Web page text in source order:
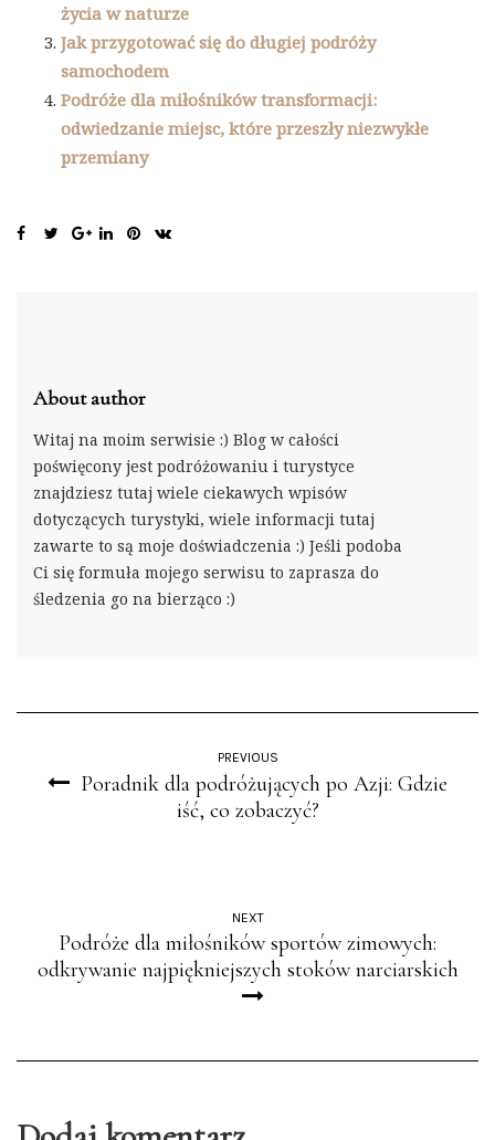
życia w naturze
Jak przygotować się do długiej podróży
samochodem
Podróże dla miłośników transformacji:
odwiedzanie miejsc, które przeszły niezwykłe
przemiany
About author
Witaj na moim serwisie :) Blog w całości
poświęcony jest podróżowaniu i turystyce
znajdziesz tutaj wiele ciekawych wpisów
dotyczących turystyki, wiele informacji tutaj
zawarte to są moje doświadczenia :) Jeśli podoba
Ci się formuła mojego serwisu to zaprasza do
śledzenia go na bierząco :)
PREVIOUS
Poradnik dla podróżujących po Azji: Gdzie
iść, co zobaczyć?
NEXT
Podróże dla miłośników sportów zimowych:
odkrywanie najpiękniejszych stoków narciarskich